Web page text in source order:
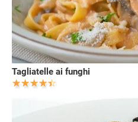
Tagliatelle ai funghi